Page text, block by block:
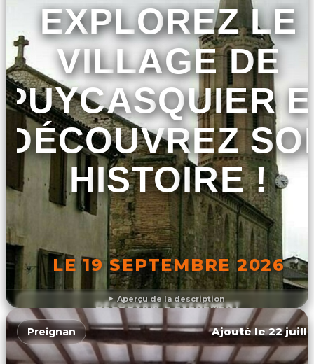
Aperçu de la description
EXPLOREZ LE
VILLAGE DE
PUYCASQUIER
DÉCOUVREZ
HISTOIRE !
LE 19 SEPTEMBRE 2026
DÉCOUVRIR L'ÉVÉNEMENT
Preignan Ajouté le 22